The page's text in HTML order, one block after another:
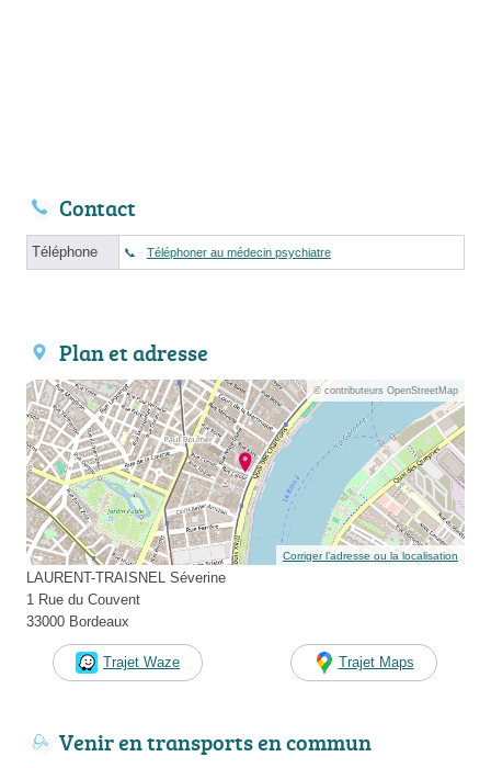
Contact
Téléphone Téléphoner au médecin psychiatre
Plan et adresse
© contributeurs OpenStreetMap
Corriger l’adresse ou la localisation
LAURENT-TRAISNEL Séverine
1 Rue du Couvent
33000 Bordeaux
Trajet Waze Trajet Maps
Venir en transports en commun